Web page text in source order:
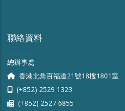
聯絡資料
總辦事處
香港北角百福道21號18樓1801室
(+852) 2529 1323
(+852) 2527 6855